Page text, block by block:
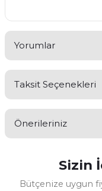
Yorumlar
Taksit Seçenekleri
Önerileriniz
Bu ürünün fiyat bilgisi,
konularda yetersiz
kullanarak tarafımıza
Sizin
Bütçenize uygun